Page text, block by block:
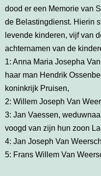
dood er een Memorie van
de Belastingdienst. Hierin
levende kinderen, vijf van
achternamen van de
1: Anna Maria Josepha
haar man Hendrik
koninkrijk Pruisen,
2: Willem Joseph Van
3: Jan Vaessen,
voogd van zijn hun zoon
4: Jan Joseph Van
5: Frans Willem Van